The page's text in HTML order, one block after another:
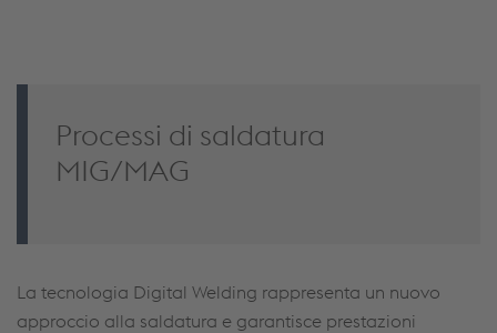
Processi di saldatura
MIG/MAG
La tecnologia Digital Welding rappresenta un nuovo
approccio alla saldatura e garantisce prestazioni